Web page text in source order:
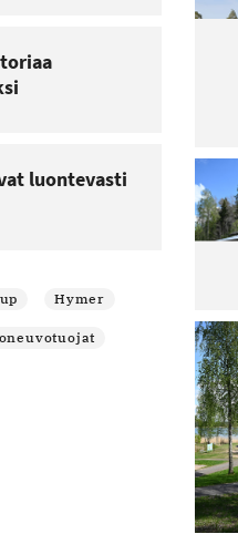
luontevasti
Hymer
irti
Lue
Lue